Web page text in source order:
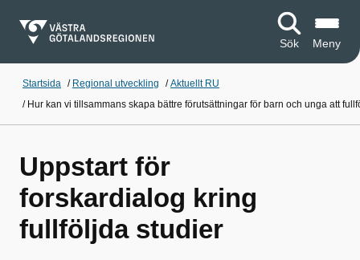
Sök Meny
Startsida / Regional utveckling /Aktuellt RU
/ Hur kan vi tillsammans skapa bättre förutsättningar för barn och unga att
Uppstart för
forskardialog kring
fullföljda studier